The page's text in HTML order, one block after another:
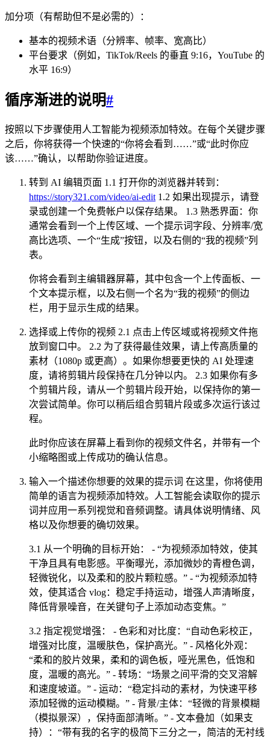
加分项（有帮助但不是必需的）：
基本的视频术语（分辨率、帧率、宽高比）
平台要求（例如，TikTok/Reels 的垂直 9:16，YouTube 的
水平 16:9）
循序渐进的说明#
按照以下步骤使用人工智能为视频添加特效。在每个关键步骤
之后，你将获得一个快速的“你将会看到……”或“此时你应
该……”确认，以帮助你验证进度。
转到 AI 编辑页面 1.1 打开你的浏览器并转到：
https://story321.com/video/ai-edit 1.2 如果出现提示，请登
录或创建一个免费帐户以保存结果。 1.3 熟悉界面：你
通常会看到一个上传区域、一个提示词字段、分辨率/宽
高比选项、一个“生成”按钮，以及右侧的“我的视频”列
表。
你将会看到主编辑器屏幕，其中包含一个上传面板、一
个文本提示框，以及右侧一个名为“我的视频”的侧边
栏，用于显示生成的结果。
选择或上传你的视频 2.1 点击上传区域或将视频文件拖
放到窗口中。 2.2 为了获得最佳效果，请上传高质量的
素材（1080p 或更高）。如果你想要更快的 AI 处理速
度，请将剪辑片段保持在几分钟以内。 2.3 如果你有多
个剪辑片段，请从一个剪辑片段开始，以保持你的第一
次尝试简单。你可以稍后组合剪辑片段或多次运行该过
程。
此时你应该在屏幕上看到你的视频文件名，并带有一个
小缩略图或上传成功的确认信息。
输入一个描述你想要的效果的提示词 在这里，你将使用
简单的语言为视频添加特效。人工智能会读取你的提示
词并应用一系列视觉和音频调整。请具体说明情绪、风
格以及你想要的确切效果。
3.1 从一个明确的目标开始： - “为视频添加特效，使其
干净且具有电影感。平衡曝光，添加微妙的青橙色调，
轻微锐化，以及柔和的胶片颗粒感。” - “为视频添加特
效，使其适合 vlog：稳定手持运动，增强人声清晰度，
降低背景噪音，在关键句子上添加动态变焦。”
3.2 指定视觉增强： - 色彩和对比度：“自动色彩校正，
增强对比度，温暖肤色，保护高光。” - 风格化外观：
“柔和的胶片效果，柔和的调色板，哑光黑色，低饱和
度，温暖的高光。” - 转场：“场景之间平滑的交叉溶解
和速度坡道。” - 运动：“稳定抖动的素材，为快速平移
添加轻微的运动模糊。” - 背景/主体：“轻微的背景模糊
（模拟景深），保持面部清晰。” - 文本叠加（如果支
持）：“带有我的名字的极简下三分之一，简洁的无衬线